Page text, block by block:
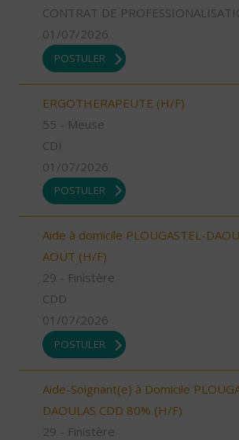
CONTRAT DE
01/07/2026
POSTULER
ERGOTHERAPEUTE (H/F)
55 - Meuse
CDI
01/07/2026
POSTULER
Aide à domicile PLOUGASTEL-
AOUT (H/F)
29 - Finistère
CDD
01/07/2026
POSTULER
Aide-Soignant(e) à Domicile
DAOULAS CDD 80% (H/F)
29 - Finistère